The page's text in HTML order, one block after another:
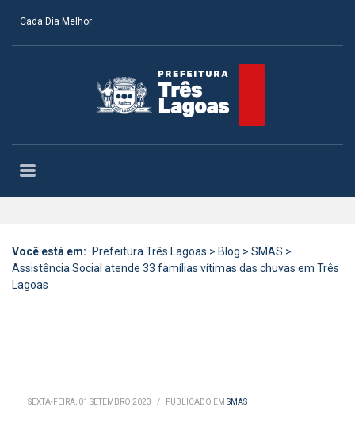
Cada Dia Melhor
Você está em: Prefeitura Três Lagoas > Blog > SMAS >
Assistência Social atende 33 famílias vítimas das chuvas em Três
Lagoas
SEXTA-FEIRA, 01 SETEMBRO 2023 / PUBLICADO EM SMAS